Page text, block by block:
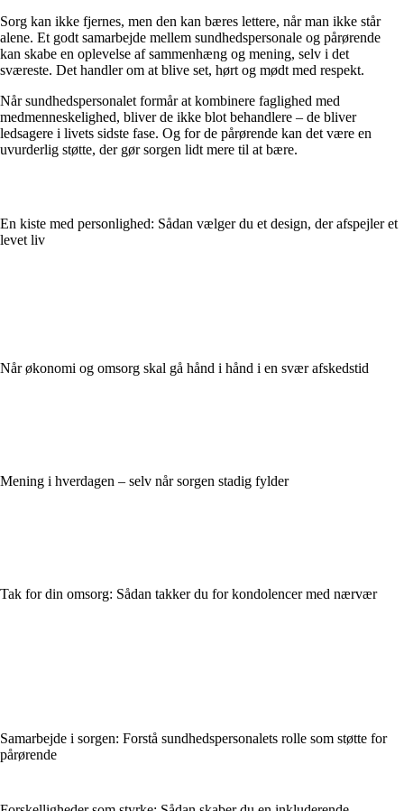
Sorg kan ikke fjernes, men den kan bæres lettere, når man ikke står
alene. Et godt samarbejde mellem sundhedspersonale og pårørende
kan skabe en oplevelse af sammenhæng og mening, selv i det
sværeste. Det handler om at blive set, hørt og mødt med respekt.
Når sundhedspersonalet formår at kombinere faglighed med
medmenneskelighed, bliver de ikke blot behandlere – de bliver
ledsagere i livets sidste fase. Og for de pårørende kan det være en
uvurderlig støtte, der gør sorgen lidt mere til at bære.
En kiste med personlighed: Sådan vælger du et design, der afspejler et
levet liv
Når økonomi og omsorg skal gå hånd i hånd i en svær afskedstid
Mening i hverdagen – selv når sorgen stadig fylder
Tak for din omsorg: Sådan takker du for kondolencer med nærvær
Samarbejde i sorgen: Forstå sundhedspersonalets rolle som støtte for
pårørende